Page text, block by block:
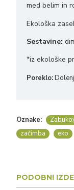
med belim in
Ekološka
Sestavine:
*iz ekološke
Poreklo:
Oznake:
začimba
eko
PODOBNI